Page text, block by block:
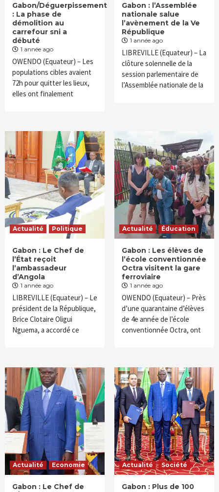
Gabon/Déguerpissement
: La phase de
démolition au
carrefour sni a
débuté
1 année ago
OWENDO (Equateur) – Les
populations cibles avaient
72h pour quitter les lieux,
elles ont finalement
Gabon : l’Assemblée
nationale salue
l’avènement de la Ve
République
1 année ago
LIBREVILLE (Equateur) – La
clôture solennelle de la
session parlementaire de
l’Assemblée nationale de la
Actualité Politique
Gabon : Le Chef de
l’État reçoit
l’ambassadeur
d’Angola
1 année ago
LIBREVILLE (Equateur) – Le
président de la République,
Brice Clotaire Oligui
Nguema, a accordé ce
Actualité Éducation
Gabon : Les élèves de
l’école conventionnée
Octra visitent la gare
ferroviaire
1 année ago
OWENDO (Equateur) – Près
d’une quarantaine d’élèves
de 4e année de l’école
conventionnée Octra, ont
Actualité Economie
Gabon : Le Chef de
Actualité Société
Gabon : Plus de 100